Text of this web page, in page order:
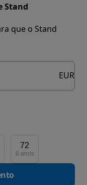
Stand
que o Stand
EUR
72
6 anos